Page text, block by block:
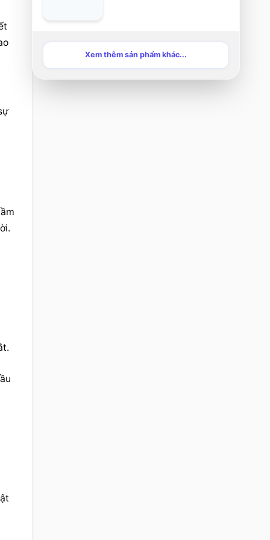
tác phẩm văn xuôi Công
giáo hậu hiện đại trong
Xem thêm sản phẩm khác...